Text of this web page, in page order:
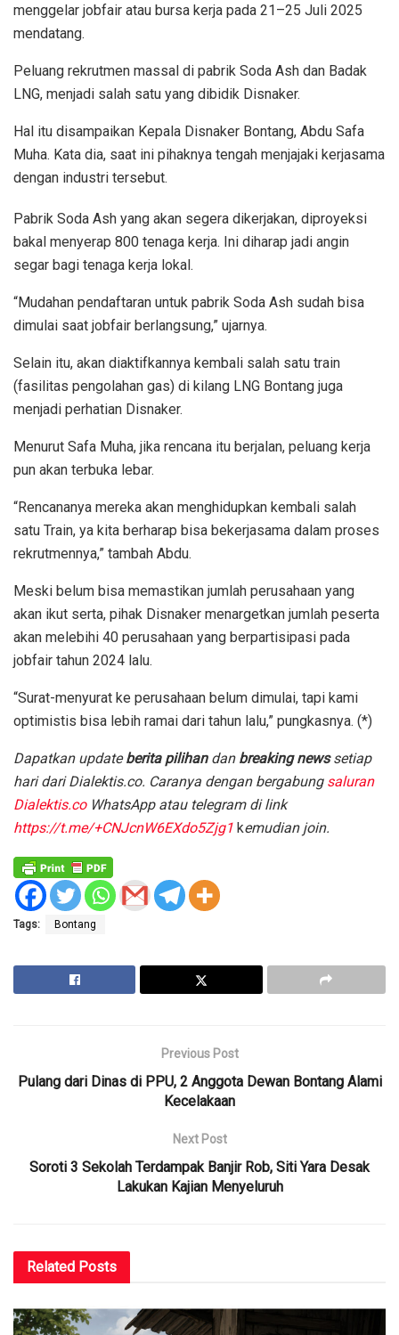
menggelar jobfair atau bursa kerja pada 21–25 Juli 2025
mendatang.
Peluang rekrutmen massal di pabrik Soda Ash dan Badak
LNG, menjadi salah satu yang dibidik Disnaker.
Hal itu disampaikan Kepala Disnaker Bontang, Abdu Safa
Muha. Kata dia, saat ini pihaknya tengah menjajaki kerjasama
dengan industri tersebut.
Pabrik Soda Ash yang akan segera dikerjakan, diproyeksi
bakal menyerap 800 tenaga kerja. Ini diharap jadi angin
segar bagi tenaga kerja lokal.
“Mudahan pendaftaran untuk pabrik Soda Ash sudah bisa
dimulai saat jobfair berlangsung,” ujarnya.
Selain itu, akan diaktifkannya kembali salah satu train
(fasilitas pengolahan gas) di kilang LNG Bontang juga
menjadi perhatian Disnaker.
Menurut Safa Muha, jika rencana itu berjalan, peluang kerja
pun akan terbuka lebar.
“Rencananya mereka akan menghidupkan kembali salah
satu Train, ya kita berharap bisa bekerjasama dalam proses
rekrutmennya,” tambah Abdu.
Meski belum bisa memastikan jumlah perusahaan yang
akan ikut serta, pihak Disnaker menargetkan jumlah peserta
akan melebihi 40 perusahaan yang berpartisipasi pada
jobfair tahun 2024 lalu.
“Surat-menyurat ke perusahaan belum dimulai, tapi kami
optimistis bisa lebih ramai dari tahun lalu,” pungkasnya. (*)
Dapatkan updateberita pilihan dan breaking newssetiap
hari dari Dialektis.co. Caranya dengan bergabung saluran
Dialektis.co WhatsApp atau telegram di link
https://t.me/+CNJcnW6EXdo5Zjg1 kemudian join.
Tags: Bontang
Previous Post
Pulang dari Dinas di PPU, 2 Anggota Dewan Bontang Alami
Kecelakaan
Next Post
Soroti 3 Sekolah Terdampak Banjir Rob, Siti Yara Desak
Lakukan Kajian Menyeluruh
Related Posts